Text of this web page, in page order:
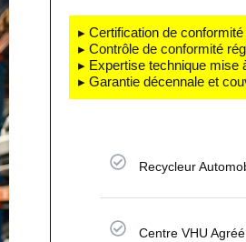
▸ Certification de
▸ Contrôle de conformité
▸ Expertise technique mise
▸ Garantie décennale et
Recycleur
Centre VHU Agréé